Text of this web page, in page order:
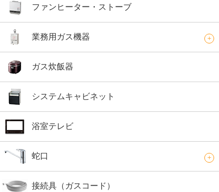
ファンヒーター・ストーブ
業務用ガス機器
ガス炊飯器
システムキャビネット
浴室テレビ
蛇口
接続具（ガスコード）